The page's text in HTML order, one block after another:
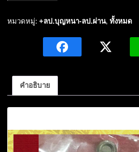
ปู่
โน
ชร
สัว-
เพ
หมวดหมู่: +ลป.บุญหนา-ลป.ผ่าน, ทั้งหมด
คำอธิบาย